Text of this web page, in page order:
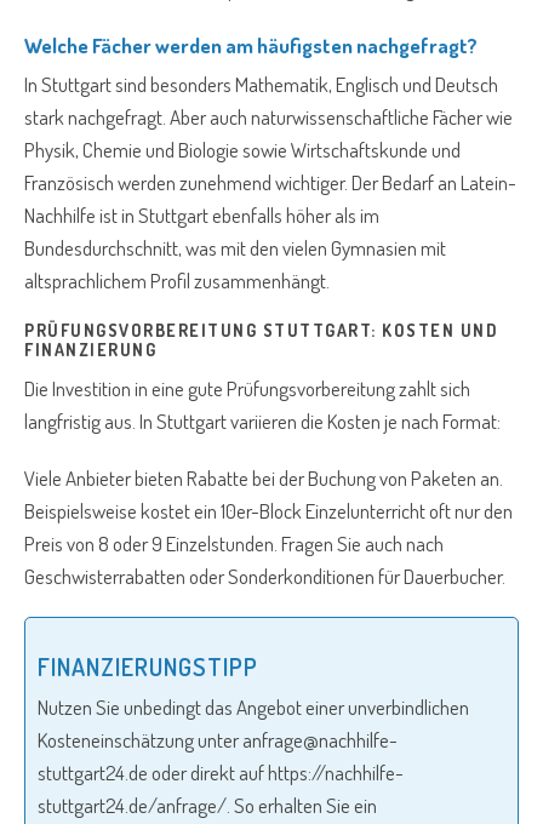
Welche Fächer werden am häufigsten nachgefragt?
In Stuttgart sind besonders Mathematik, Englisch und Deutsch
stark nachgefragt. Aber auch naturwissenschaftliche Fächer wie
Physik, Chemie und Biologie sowie Wirtschaftskunde und
Französisch werden zunehmend wichtiger. Der Bedarf an Latein-
Nachhilfe ist in Stuttgart ebenfalls höher als im
Bundesdurchschnitt, was mit den vielen Gymnasien mit
altsprachlichem Profil zusammenhängt.
PRÜFUNGSVORBEREITUNG STUTTGART: KOSTEN UND
FINANZIERUNG
Die Investition in eine gute Prüfungsvorbereitung zahlt sich
langfristig aus. In Stuttgart variieren die Kosten je nach Format:
Viele Anbieter bieten Rabatte bei der Buchung von Paketen an.
Beispielsweise kostet ein 10er-Block Einzelunterricht oft nur den
Preis von 8 oder 9 Einzelstunden. Fragen Sie auch nach
Geschwisterrabatten oder Sonderkonditionen für Dauerbucher.
FINANZIERUNGSTIPP
Nutzen Sie unbedingt das Angebot einer unverbindlichen
Kosteneinschätzung unteranfrage@nachhilfe-
stuttgart24.deoder direkt auf https://nachhilfe-
stuttgart24.de/anfrage/. So erhalten Sie ein